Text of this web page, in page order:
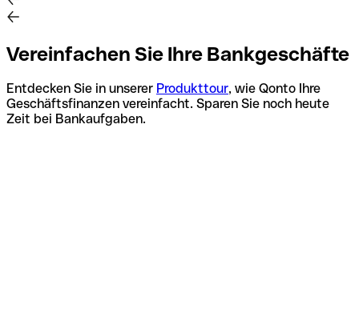
Vereinfachen Sie Ihre Bankgeschäfte
Entdecken Sie in unserer Produkttour, wie Qonto Ihre
Geschäftsfinanzen vereinfacht. Sparen Sie noch heute
Zeit bei Bankaufgaben.